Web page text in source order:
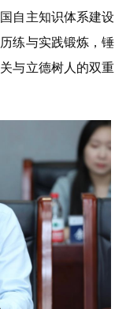
自主知识体系建设
练与实践锻炼，锤
与立德树人的双重